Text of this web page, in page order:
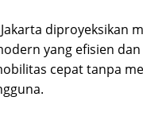
diproyeksikan
yang efisien
cepat tanpa